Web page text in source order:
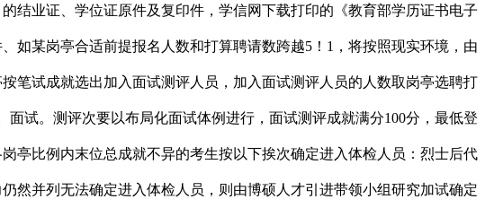
结业证、学位证原件及复印件，学信网下载打印的《教育部学历证书电子
如某岗亭合适前提报名人数和打算聘请数跨越5！1，将按照现实环境，由
笔试成就选出加入面试测评人员，加入面试测评人员的人数取岗亭选聘打
试。测评次要以布局化面试体例进行，面试测评成就满分100分，最低登
亭比例内末位总成就不异的考生按以下挨次确定进入体检人员：烈士后代
然并列无法确定进入体检人员，则由博硕人才引进带领小组研究加试确定